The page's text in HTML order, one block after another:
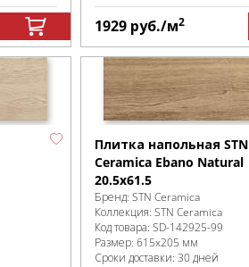
1929 руб./м2
Плитка напольная STN
Ceramica Ebano Natural
20.5x61.5
Бренд: STN Ceramica
Коллекция: STN Ceramica
Код товара: SD-142925-99
Размер: 615x205 мм
Сроки доставки: 30 дней